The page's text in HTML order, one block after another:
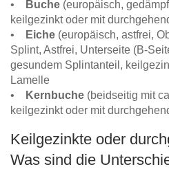
• Buche (europäisch,
keilgezinkt oder mit
•
Eiche (europäisch, astfrei,
Splint, Astfrei, Unterseite (B-
gesundem Splintanteil,
Lamelle
•
Kernbuche (beidseitig mit
keilgezinkt oder mit
Keilgezinkte oder
Was sind die